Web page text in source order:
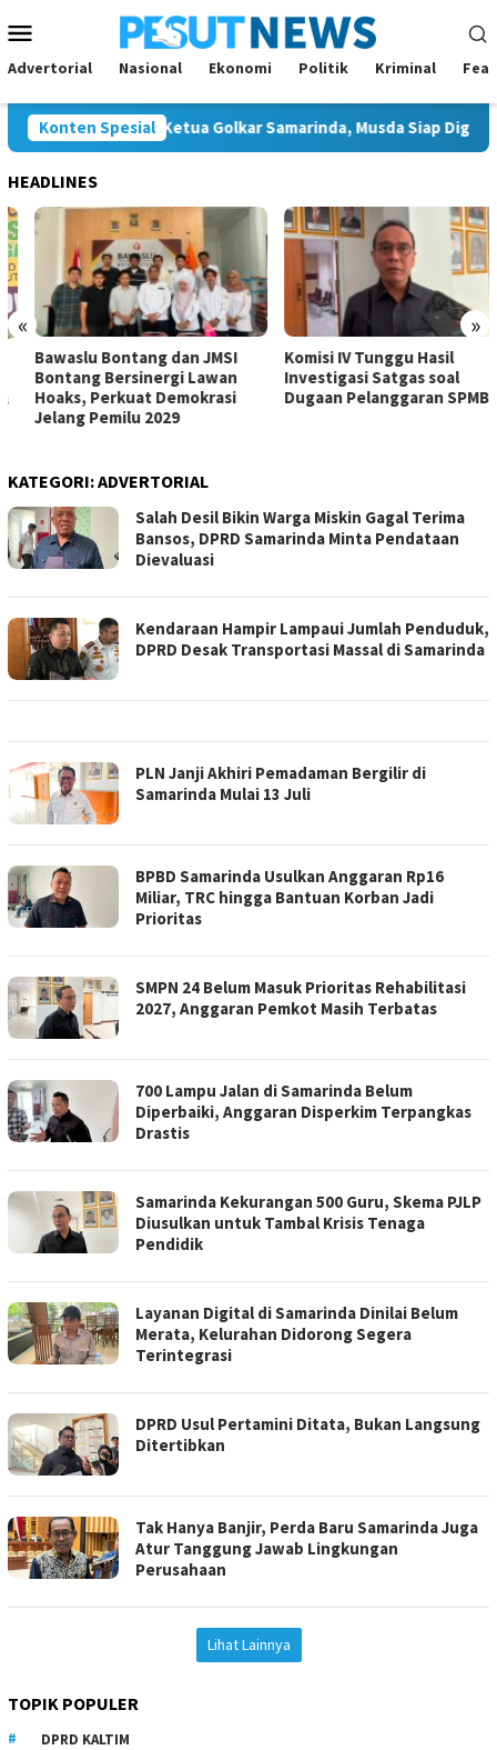
ke
kontenMobile
Advertorial Nasional Ekonomi Politik Kriminal
Konten Spesial
Tunggal Ketua Golkar Samarinda, Musda Siap Digelar 8
HEADLINES
« »
Bawaslu Bontang dan JMSI
Bontang Bersinergi Lawan
Hoaks, Perkuat Demokrasi
Jelang Pemilu 2029
Komisi IV Tunggu Hasil
Investigasi Satgas soal
Dugaan Pelanggaran SPMB
KATEGORI:ADVERTORIAL
Salah Desil Bikin Warga Miskin Gagal Terima
Bansos, DPRD Samarinda Minta Pendataan
Dievaluasi
Kendaraan Hampir Lampaui Jumlah Penduduk,
DPRD Desak Transportasi Massal di Samarinda
PLN Janji Akhiri Pemadaman Bergilir di
Samarinda Mulai 13 Juli
BPBD Samarinda Usulkan Anggaran Rp16
Miliar, TRC hingga Bantuan Korban Jadi
Prioritas
SMPN 24 Belum Masuk Prioritas Rehabilitasi
2027, Anggaran Pemkot Masih Terbatas
700 Lampu Jalan di Samarinda Belum
Diperbaiki, Anggaran Disperkim Terpangkas
Drastis
Samarinda Kekurangan 500 Guru, Skema PJLP
Diusulkan untuk Tambal Krisis Tenaga
Pendidik
Layanan Digital di Samarinda Dinilai Belum
Merata, Kelurahan Didorong Segera
Terintegrasi
DPRD Usul Pertamini Ditata, Bukan Langsung
Ditertibkan
Tak Hanya Banjir, Perda Baru Samarinda Juga
Atur Tanggung Jawab Lingkungan
Perusahaan
Lihat Lainnya
TOPIK POPULER
DPRD KALTIM